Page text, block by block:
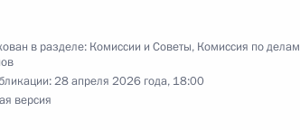
к медицинским
к полномочиям
в разделе: Комиссии и Советы, Комиссия по делам
28 апреля 2026 года, 18:00
версия